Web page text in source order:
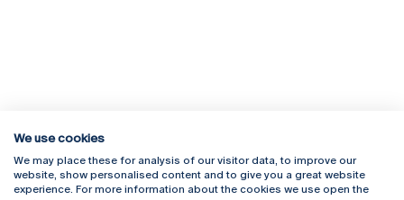
Rua Diogo Botelho 1327
4169-005 Porto
Campus Online
Webmail
We use cookies
We may place these for analysis of our visitor data, to improve our
website, show personalised content and to give you a great website
experience. For more information about the cookies we use open the